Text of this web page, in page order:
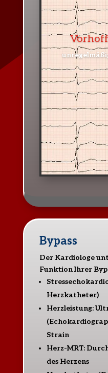
Bypass
Der Kardiologe
Funktion Ihrer
Herzkatheter)
Herzleistung:
Strain
Herz-MRT:
des Herzens